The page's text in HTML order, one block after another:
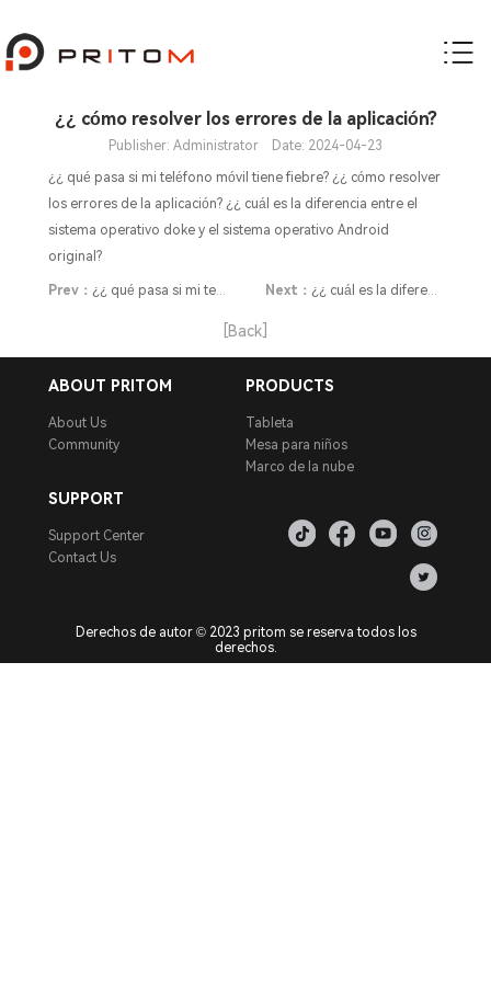
¿¿ cómo resolver los errores de la aplicación?
Publisher: Administrator Date: 2024-04-23
¿¿ qué pasa si mi teléfono móvil tiene fiebre? ¿¿ cómo resolver
los errores de la aplicación? ¿¿ cuál es la diferencia entre el
sistema operativo doke y el sistema operativo Android
original?
Prev： ¿¿ qué pasa si mi teléfono móvil tiene fiebre? Next： ¿¿ cuál es la diferencia entre el sistema operativo doke y el sistema operativo Android original?
[Back]
ABOUT PRITOM
About Us
Community
PRODUCTS
Tableta
Mesa para niños
Marco de la nube
SUPPORT
Support Center
Contact Us
Derechos de autor © 2023 pritom se reserva todos los
derechos.